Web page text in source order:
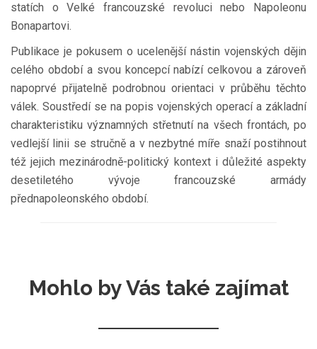
statích o Velké francouzské revoluci nebo Napoleonu
Bonapartovi.
Publikace je pokusem o ucelenější nástin vojenských dějin
celého období a svou koncepcí nabízí celkovou a zároveň
napoprvé přijatelně podrobnou orientaci v průběhu těchto
válek. Soustředí se na popis vojenských operací a základní
charakteristiku významných střetnutí na všech frontách, po
vedlejší linii se stručně a v nezbytné míře snaží postihnout
též jejich mezinárodně-politický kontext i důležité aspekty
desetiletého vývoje francouzské armády
přednapoleonského období.
Mohlo by Vás také zajímat